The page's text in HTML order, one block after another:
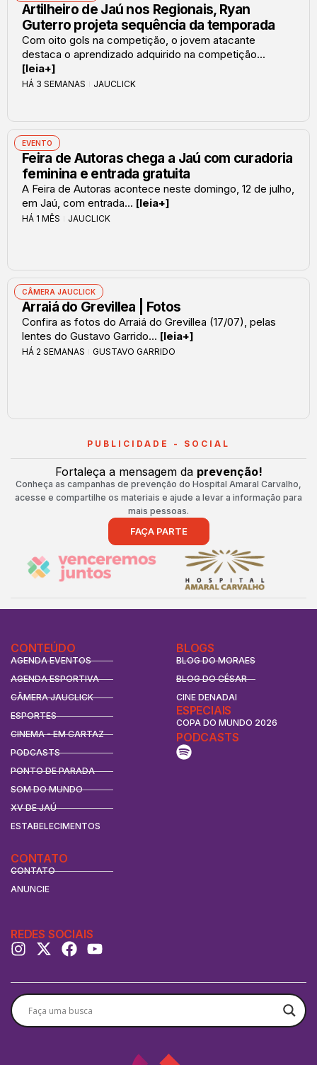
Artilheiro de Jaú nos Regionais, Ryan
Guterro projeta sequência da temporada
Com oito gols na competição, o jovem atacante
destaca o aprendizado adquirido na competição...
[leia+]
HÁ 3 SEMANAS JAUCLICK
EVENTO
Feira de Autoras chega a Jaú com curadoria
feminina e entrada gratuita
A Feira de Autoras acontece neste domingo, 12 de julho,
em Jaú, com entrada... [leia+]
HÁ 1 MÊS JAUCLICK
CÂMERA JAUCLICK
Arraiá do Grevillea | Fotos
Confira as fotos do Arraiá do Grevillea (17/07), pelas
lentes do Gustavo Garrido... [leia+]
HÁ 2 SEMANAS GUSTAVO GARRIDO
PUBLICIDADE - SOCIAL
Fortaleça a mensagem da prevenção!
Conheça as campanhas de prevenção do Hospital Amaral Carvalho,
acesse e compartilhe os materiais e ajude a levar a informação para
mais pessoas.
FAÇA PARTE
CONTEÚDO
AGENDA EVENTOS
AGENDA ESPORTIVA
CÂMERA JAUCLICK
ESPORTES
CINEMA - EM CARTAZ
PODCASTS
PONTO DE PARADA
SOM DO MUNDO
XV DE JAÚ
ESTABELECIMENTOS
BLOGS
BLOG DO MORAES
BLOG DO CÉSAR
CINE DENADAI
ESPECIAIS
COPA DO MUNDO 2026
CONTATO
CONTATO
ANUNCIE
PODCASTS
REDES SOCIAIS